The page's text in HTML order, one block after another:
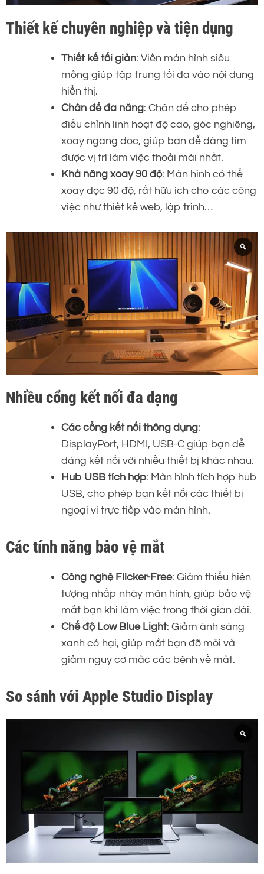
Thiết kế chuyên nghiệp và tiện dụng
Thiết kế tối giản: Viền màn hình siêu
mỏng giúp tập trung tối đa vào nội dung
hiển thị.
Chân đế đa năng: Chân đế cho phép
điều chỉnh linh hoạt độ cao, góc nghiêng,
xoay ngang dọc, giúp bạn dễ dàng tìm
được vị trí làm việc thoải mái nhất.
Khả năng xoay 90 độ: Màn hình có thể
xoay dọc 90 độ, rất hữu ích cho các công
việc như thiết kế web, lập trình…
Nhiều cổng kết nối đa dạng
Các cổng kết nối thông dụng:
DisplayPort, HDMI, USB-C giúp bạn dễ
dàng kết nối với nhiều thiết bị khác nhau.
Hub USB tích hợp: Màn hình tích hợp hub
USB, cho phép bạn kết nối các thiết bị
ngoại vi trực tiếp vào màn hình.
Các tính năng bảo vệ mắt
Công nghệ Flicker-Free: Giảm thiểu hiện
tượng nhấp nháy màn hình, giúp bảo vệ
mắt bạn khi làm việc trong thời gian dài.
Chế độ Low Blue Light: Giảm ánh sáng
xanh có hại, giúp mắt bạn đỡ mỏi và
giảm nguy cơ mắc các bệnh về mắt.
So sánh với Apple Studio Display